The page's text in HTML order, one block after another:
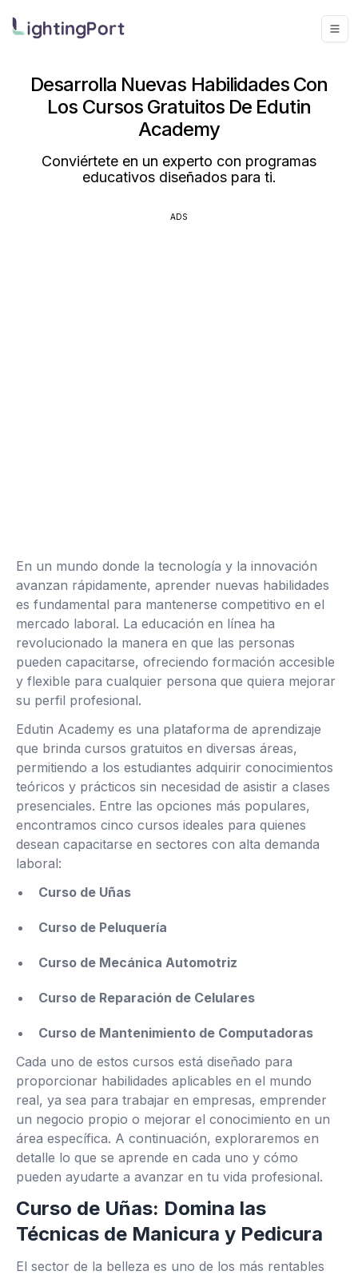
Desarrolla Nuevas Habilidades Con
Los Cursos Gratuitos De Edutin
Academy
Conviértete en un experto con programas
educativos diseñados para ti.
ADS
En un mundo donde la tecnología y la innovación
avanzan rápidamente, aprender nuevas habilidades
es fundamental para mantenerse competitivo en el
mercado laboral. La educación en línea ha
revolucionado la manera en que las personas
pueden capacitarse, ofreciendo formación accesible
y flexible para cualquier persona que quiera mejorar
su perfil profesional.
Edutin Academy es una plataforma de aprendizaje
que brinda cursos gratuitos en diversas áreas,
permitiendo a los estudiantes adquirir conocimientos
teóricos y prácticos sin necesidad de asistir a clases
presenciales. Entre las opciones más populares,
encontramos cinco cursos ideales para quienes
desean capacitarse en sectores con alta demanda
laboral:
Curso de Uñas
Curso de Peluquería
Curso de Mecánica Automotriz
Curso de Reparación de Celulares
Curso de Mantenimiento de Computadoras
Cada uno de estos cursos está diseñado para
proporcionar habilidades aplicables en el mundo
real, ya sea para trabajar en empresas, emprender
un negocio propio o mejorar el conocimiento en un
área específica. A continuación, exploraremos en
detalle lo que se aprende en cada uno y cómo
pueden ayudarte a avanzar en tu vida profesional.
Curso de Uñas: Domina las
Técnicas de Manicura y Pedicura
El sector de la belleza es uno de los más rentables